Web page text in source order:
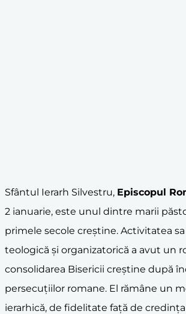
Sfântul Ierarh Silvestru, Episcopul
2 ianuarie, este unul dintre marii
primele secole creștine. Activitatea sa
teologică și organizatorică a avut un
consolidarea Bisericii creștine după
persecuțiilor romane. El rămâne un
ierarhică, de fidelitate față de